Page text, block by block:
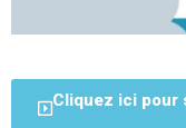
Cliquez ici pour